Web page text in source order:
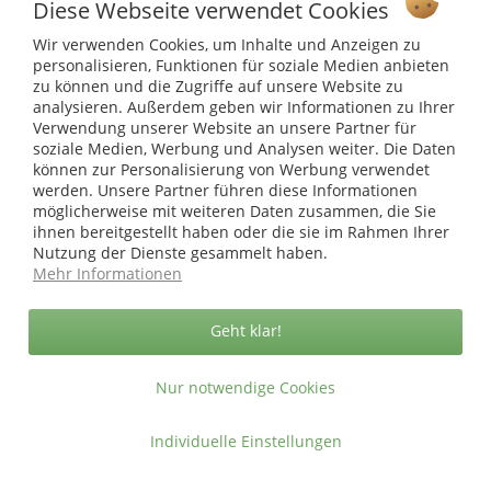
m² Zaunfläche. Die benötigten Sichtschutzstreifen können
mit der Schere passgenau abgeschnitten werden und mit
Omega-Klemmschienen (s. Zubehör) an den äußersten
Stäben einer Doppelstabmatte fixiert werden.
Service Hotline
Shop Service
Informationen
* bei Paketversand. Alle Preise inkl. gesetzl. Mehrwertsteuer zzgl.
Versandkosten.
Copyright © afp marketing gmbh - Alle Rechte vorbehalten
Sicher zahlen in unserem Onlineshop
Diese Webseite verwendet Cookies
Wir verwenden Cookies, um Inhalte und Anzeigen zu
personalisieren, Funktionen für soziale Medien anbieten
zu können und die Zugriffe auf unsere Website zu
analysieren. Außerdem geben wir Informationen zu Ihrer
Verwendung unserer Website an unsere Partner für
soziale Medien, Werbung und Analysen weiter. Die Daten
können zur Personalisierung von Werbung verwendet
werden. Unsere Partner führen diese Informationen
möglicherweise mit weiteren Daten zusammen, die Sie
ihnen bereitgestellt haben oder die sie im Rahmen Ihrer
Nutzung der Dienste gesammelt haben.
Mehr Informationen
Nur notwendige Cookies
Geht klar!
Individuelle Einstellungen